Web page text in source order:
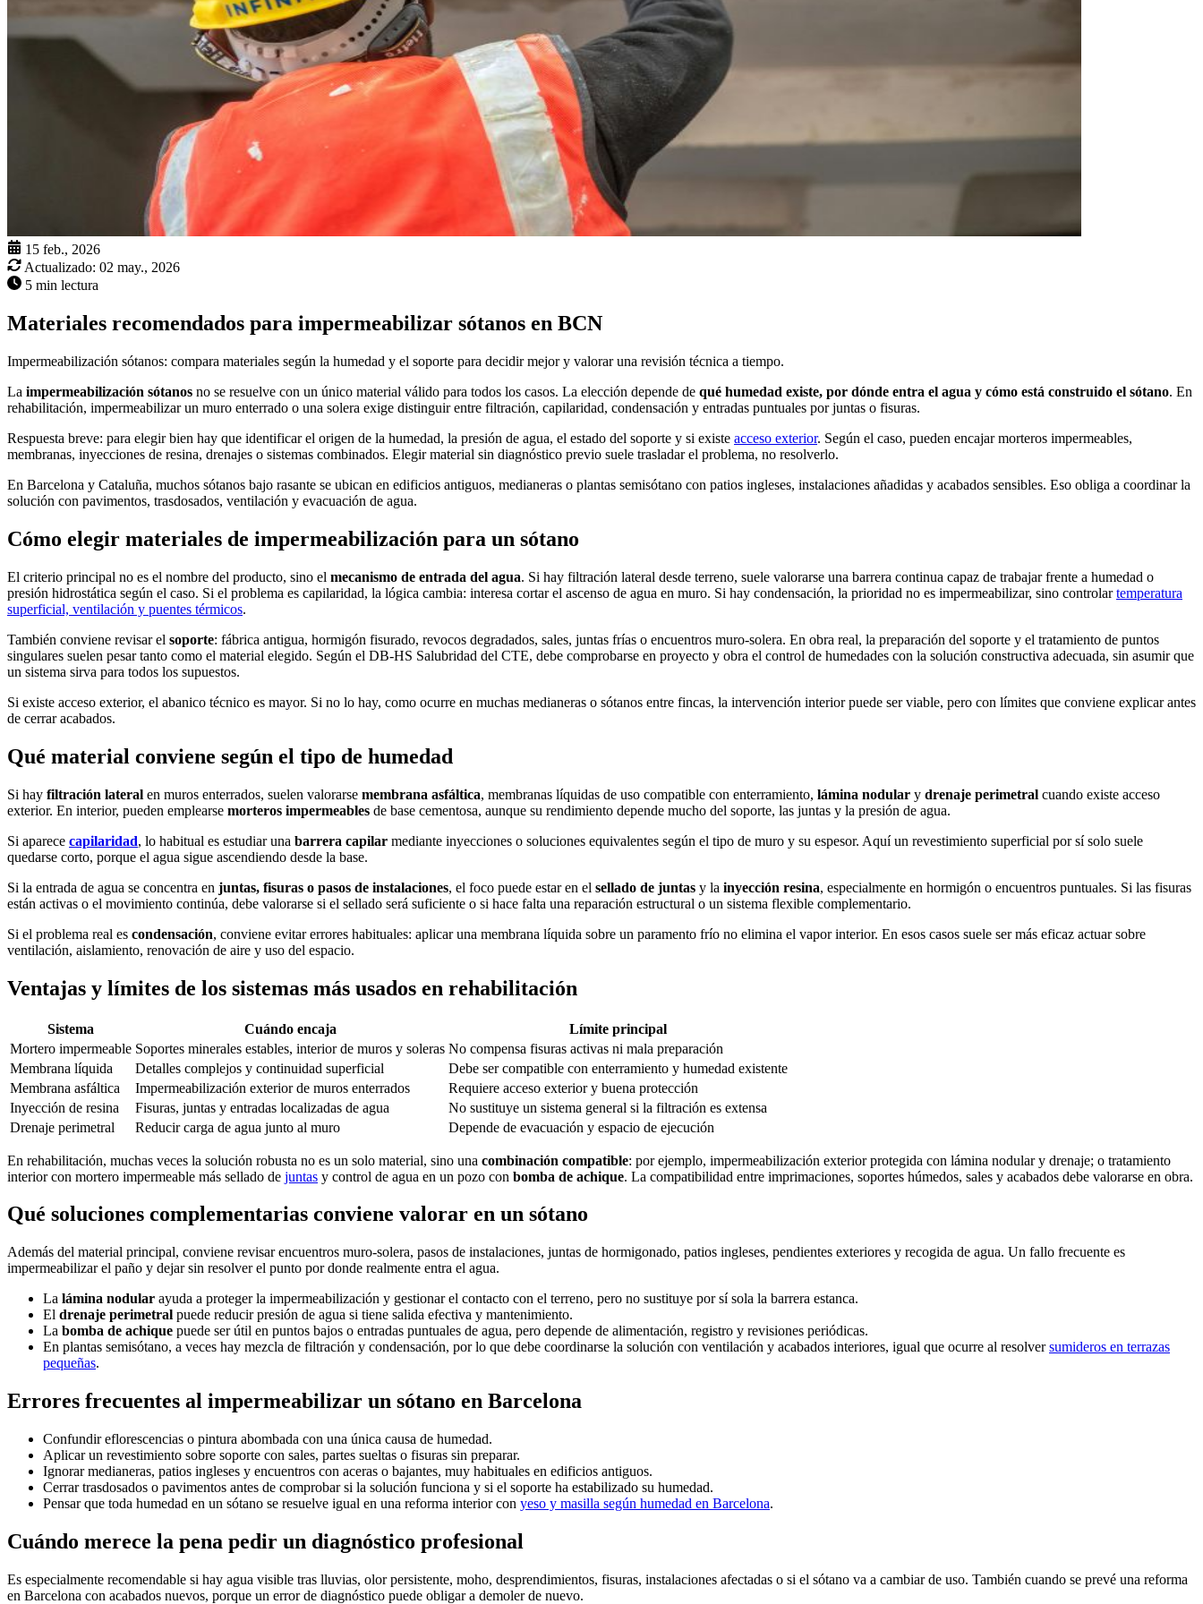
15 feb., 2026
Actualizado: 02 may., 2026
5 min lectura
Materiales recomendados para impermeabilizar sótanos en BCN
Impermeabilización sótanos: compara materiales según la humedad y el soporte para decidir mejor y valorar una revisión técnica a tiempo.
La impermeabilización sótanos no se resuelve con un único material válido para todos los casos. La elección depende de qué humedad existe, por dónde entra el agua y cómo está construido el sótano. En
rehabilitación, impermeabilizar un muro enterrado o una solera exige distinguir entre filtración, capilaridad, condensación y entradas puntuales por juntas o fisuras.
Respuesta breve: para elegir bien hay que identificar el origen de la humedad, la presión de agua, el estado del soporte y si existe acceso exterior. Según el caso, pueden encajar morteros impermeables,
membranas, inyecciones de resina, drenajes o sistemas combinados. Elegir material sin diagnóstico previo suele trasladar el problema, no resolverlo.
En Barcelona y Cataluña, muchos sótanos bajo rasante se ubican en edificios antiguos, medianeras o plantas semisótano con patios ingleses, instalaciones añadidas y acabados sensibles. Eso obliga a coordinar la
solución con pavimentos, trasdosados, ventilación y evacuación de agua.
Cómo elegir materiales de impermeabilización para un sótano
El criterio principal no es el nombre del producto, sino el mecanismo de entrada del agua. Si hay filtración lateral desde terreno, suele valorarse una barrera continua capaz de trabajar frente a humedad o
presión hidrostática según el caso. Si el problema es capilaridad, la lógica cambia: interesa cortar el ascenso de agua en muro. Si hay condensación, la prioridad no es impermeabilizar, sino controlartemperatura
superficial, ventilación y puentes térmicos.
También conviene revisar el soporte: fábrica antigua, hormigón fisurado, revocos degradados, sales, juntas frías o encuentros muro-solera. En obra real, la preparación del soporte y el tratamiento de puntos
singulares suelen pesar tanto como el material elegido. Según el DB-HS Salubridad del CTE, debe comprobarse en proyecto y obra el control de humedades con la solución constructiva adecuada, sin asumir que
un sistema sirva para todos los supuestos.
Si existe acceso exterior, el abanico técnico es mayor. Si no lo hay, como ocurre en muchas medianeras o sótanos entre fincas, la intervención interior puede ser viable, pero con límites que conviene explicar antes
de cerrar acabados.
Qué material conviene según el tipo de humedad
Si hay filtración lateral en muros enterrados, suelen valorarse membrana asfáltica, membranas líquidas de uso compatible con enterramiento, lámina nodular y drenaje perimetral cuando existe acceso
exterior. En interior, pueden emplearse morteros impermeables de base cementosa, aunque su rendimiento depende mucho del soporte, las juntas y la presión de agua.
Si aparece capilaridad, lo habitual es estudiar una barrera capilar mediante inyecciones o soluciones equivalentes según el tipo de muro y su espesor. Aquí un revestimiento superficial por sí solo suele
quedarse corto, porque el agua sigue ascendiendo desde la base.
Si la entrada de agua se concentra en juntas, fisuras o pasos de instalaciones, el foco puede estar en el sellado de juntas y la inyección resina, especialmente en hormigón o encuentros puntuales. Si las fisuras
están activas o el movimiento continúa, debe valorarse si el sellado será suficiente o si hace falta una reparación estructural o un sistema flexible complementario.
Si el problema real es condensación, conviene evitar errores habituales: aplicar una membrana líquida sobre un paramento frío no elimina el vapor interior. En esos casos suele ser más eficaz actuar sobre
ventilación, aislamiento, renovación de aire y uso del espacio.
Ventajas y límites de los sistemas más usados en rehabilitación
Sistema Cuándo encaja
Límite principal
Mortero impermeable Soportes minerales estables, interior de muros y soleras No compensa fisuras activas ni mala preparación
Membrana líquida
Detalles complejos y continuidad superficial
Debe ser compatible con enterramiento y humedad existente
Membrana asfáltica
Impermeabilización exterior de muros enterrados
Requiere acceso exterior y buena protección
Inyección de resina
Fisuras, juntas y entradas localizadas de agua
No sustituye un sistema general si la filtración es extensa
Drenaje perimetral
Reducir carga de agua junto al muro Depende de evacuación y espacio de ejecución
En rehabilitación, muchas veces la solución robusta no es un solo material, sino una combinación compatible: por ejemplo, impermeabilización exterior protegida con lámina nodular y drenaje; o tratamiento
interior con mortero impermeable más sellado de juntas y control de agua en un pozo con bomba de achique. La compatibilidad entre imprimaciones, soportes húmedos, sales y acabados debe valorarse en obra.
Qué soluciones complementarias conviene valorar en un sótano
Además del material principal, conviene revisar encuentros muro-solera, pasos de instalaciones, juntas de hormigonado, patios ingleses, pendientes exteriores y recogida de agua. Un fallo frecuente es
impermeabilizar el paño y dejar sin resolver el punto por donde realmente entra el agua.
La lámina nodular ayuda a proteger la impermeabilización y gestionar el contacto con el terreno, pero no sustituye por sí sola la barrera estanca.
El drenaje perimetral puede reducir presión de agua si tiene salida efectiva y mantenimiento.
La bomba de achique puede ser útil en puntos bajos o entradas puntuales de agua, pero depende de alimentación, registro y revisiones periódicas.
En plantas semisótano, a veces hay mezcla de filtración y condensación, por lo que debe coordinarse la solución con ventilación y acabados interiores, igual que ocurre al resolversumideros en terrazas
pequeñas.
Errores frecuentes al impermeabilizar un sótano en Barcelona
Confundir eflorescencias o pintura abombada con una única causa de humedad.
Aplicar un revestimiento sobre soporte con sales, partes sueltas o fisuras sin preparar.
Ignorar medianeras, patios ingleses y encuentros con aceras o bajantes, muy habituales en edificios antiguos.
Cerrar trasdosados o pavimentos antes de comprobar si la solución funciona y si el soporte ha estabilizado su humedad.
Pensar que toda humedad en un sótano se resuelve igual en una reforma interior con yeso y masilla según humedad en Barcelona.
Cuándo merece la pena pedir un diagnóstico profesional
Es especialmente recomendable si hay agua visible tras lluvias, olor persistente, moho, desprendimientos, fisuras, instalaciones afectadas o si el sótano va a cambiar de uso. También cuando se prevé una reforma
en Barcelona con acabados nuevos, porque un error de diagnóstico puede obligar a demoler de nuevo.